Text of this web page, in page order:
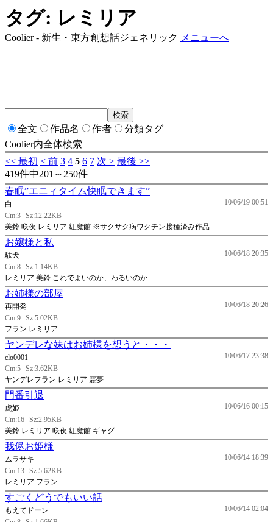
タグ: レミリア
Coolier - 新生・東方創想話ジェネリック メニューへ
全文 作品名 作者
分類タグ
Coolier内全体検索
<< 最初 < 前 3 4 5 6 7 次 > 最後 >>
419件中201～250件
春眠”エニィタイム快眠できます”
10/06/19 00:51
白
Cm:3 Sz:12.22KB
美鈴 咲夜 レミリア 紅魔館 ※サクサク病ワクチン接種済み作品
お嬢様と私
10/06/18 20:35
駄犬
Cm:8 Sz:1.14KB
レミリア 美鈴 これでよいのか、わるいのか
お姉様の部屋
10/06/18 20:26
再開発
Cm:9 Sz:5.02KB
フラン レミリア
ヤンデレな妹はお姉様を想うと・・・
10/06/17 23:38
clo0001
Cm:5 Sz:3.62KB
ヤンデレフラン レミリア 霊夢
門番引退
10/06/16 00:15
虎姫
Cm:16 Sz:2.95KB
美鈴 レミリア 咲夜 紅魔館 ギャグ
我侭お姫様
10/06/14 18:39
ムラサキ
Cm:13 Sz:5.62KB
レミリア フラン
すごくどうでもいい話
10/06/14 02:04
もえてドーン